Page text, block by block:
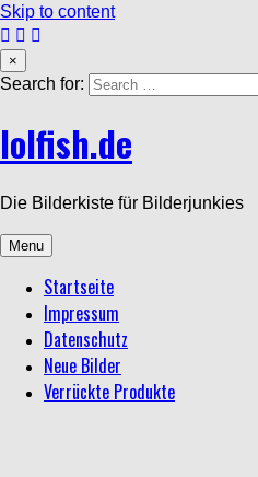
Skip to content
×
Search for:
lolfish.de
Die Bilderkiste für Bilderjunkies
Menu
Startseite
Impressum
Datenschutz
Neue Bilder
Verrückte Produkte